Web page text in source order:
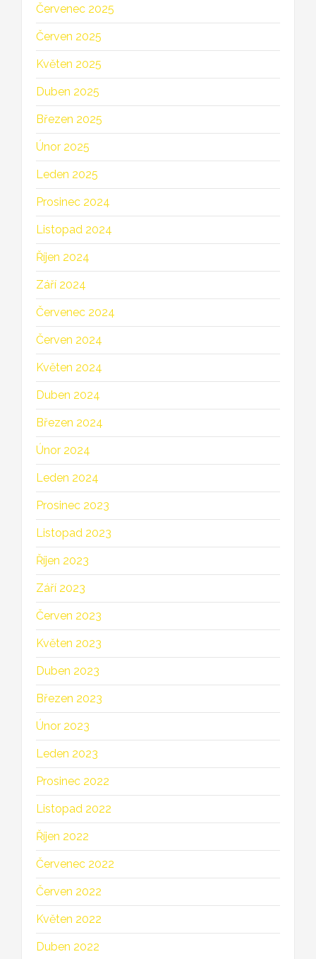
Červenec 2025
Červen 2025
Květen 2025
Duben 2025
Březen 2025
Únor 2025
Leden 2025
Prosinec 2024
Listopad 2024
Říjen 2024
Září 2024
Červenec 2024
Červen 2024
Květen 2024
Duben 2024
Březen 2024
Únor 2024
Leden 2024
Prosinec 2023
Listopad 2023
Říjen 2023
Září 2023
Červen 2023
Květen 2023
Duben 2023
Březen 2023
Únor 2023
Leden 2023
Prosinec 2022
Listopad 2022
Říjen 2022
Červenec 2022
Červen 2022
Květen 2022
Duben 2022